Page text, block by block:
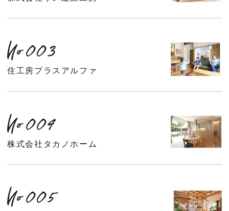
No003
住工房プラスアルファ
No004
株式会社タカノホーム
No005